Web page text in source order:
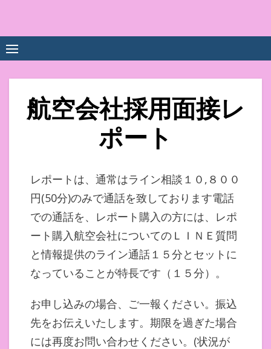
content
数UPｽｸｰﾙ
航空会社採用面接レ
ポート
レポートは、通常はライン相談１０,８００
円(50分)のみで通話を致しております電話
での通話を、レポート購入の方には、レポ
ート購入航空会社についてのＬＩＮＥ質問
と情報提供のライン通話１５分とセットに
なっていることが特長です（１５分）。
お申し込みの場合、ご一報ください。振込
先をお伝えいたします。期限を過ぎた場合
には再度お問い合わせください。(状況が